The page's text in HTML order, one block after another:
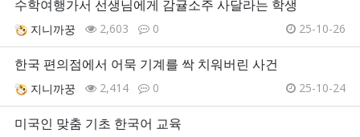
수학여행가서 선생님에게 감귤소주 사달라는 학생
지니까꿍 2,603 0 25-10-26
한국 편의점에서 어묵 기계를 싹 치워버린 사건
지니까꿍 2,414 0 25-10-24
미국인 맞춤 기초 한국어 교육